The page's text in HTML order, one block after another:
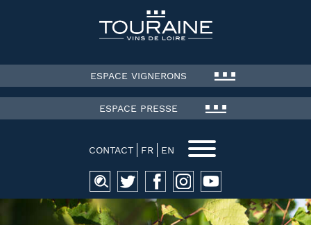
ESPACE VIGNERONS
ESPACE PRESSE
CONTACT FR EN
Recherche
pour :